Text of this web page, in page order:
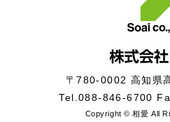
〒780-0002 高知県
Tel.088-846-6700
Copyright © 相愛 All